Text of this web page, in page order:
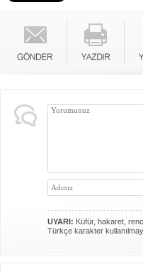
UYARI: Küfür, hakaret,
Türkçe karakter